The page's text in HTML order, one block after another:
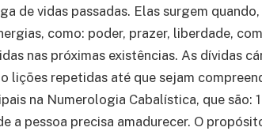
de vidas passadas. Elas surgem
como: poder, prazer, liberdade,
nas próximas existências. As dívidas
lições repetidas até que sejam
na Numerologia Cabalística, que são:
a pessoa precisa amadurecer. O